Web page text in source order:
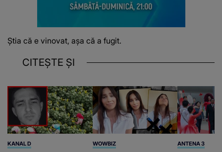
Ştia că e vinovat, aşa că a fugit.
CITEȘTE ȘI
KANAL D WOWBIZ ANTENA 3